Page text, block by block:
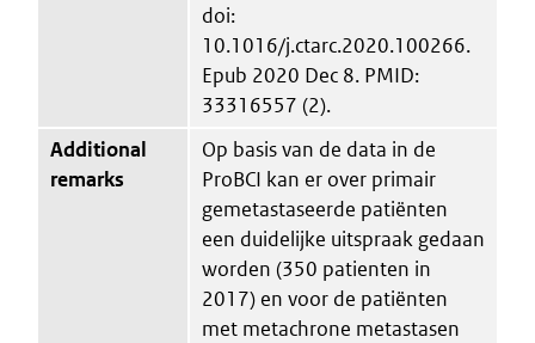
doi:
10.1016/j.ctarc.2020.100266.
Epub 2020 Dec 8. PMID:
33316557 (2).
Additional
remarks
Op basis van de data in de
ProBCI kan er over primair
gemetastaseerde patiënten
een duidelijke uitspraak gedaan
worden (350 patienten in
2017) en voor de patiënten
met metachrone metastasen